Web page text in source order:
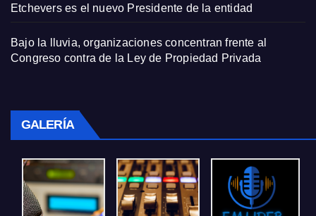
Etchevers es el nuevo Presidente de la entidad
Bajo la lluvia, organizaciones concentran frente al
Congreso contra de la Ley de Propiedad Privada
GALERÍA